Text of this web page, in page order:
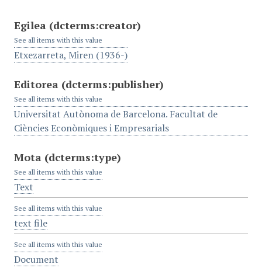
Egilea (dcterms:creator)
See all items with this value
Etxezarreta, Miren (1936-)
Editorea (dcterms:publisher)
See all items with this value
Universitat Autònoma de Barcelona. Facultat de
Ciències Econòmiques i Empresarials
Mota (dcterms:type)
See all items with this value
Text
See all items with this value
text file
See all items with this value
Document